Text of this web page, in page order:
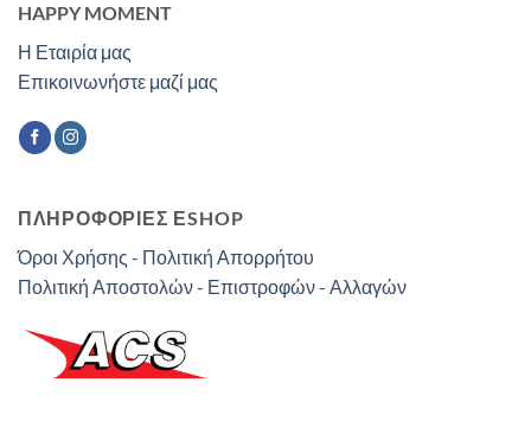
HAPPY MOMENT
Η Εταιρία μας
Επικοινωνήστε μαζί μας
ΠΛΗΡΟΦΟΡΙΕΣ ΕSHOP
Όροι Χρήσης - Πολιτική Απορρήτου
Πολιτική Αποστολών - Επιστροφών - Αλλαγών